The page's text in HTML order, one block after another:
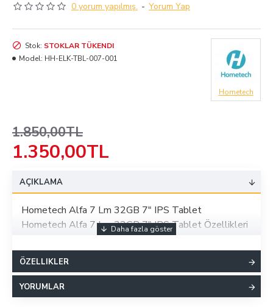
0 yorum yapılmış. - Yorum Yap
1.350,00TL
1.850,00TL
Stok: STOKLAR TÜKENDI
Model: HH-ELK-TBL-007-001
Hometech
AÇIKLAMA
Hometech Alfa 7 Lm 32GB 7" IPS Tablet
Hometech Alfa 7 Lm 32GB 7" IPS Tablet Özellikleri
Hafıza Kartı TipiMicro SD
Temel İşlemci Hızı
Ağırlık 255
USB TipiMicro USB
ÖZELLIKLER
YORUMLAR